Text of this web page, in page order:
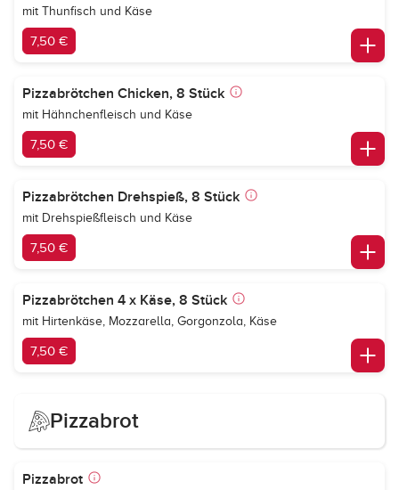
mit Thunfisch und Käse
7,50 €
Pizzabrötchen Chicken, 8 Stück
mit Hähnchenfleisch und Käse
7,50 €
Pizzabrötchen Drehspieß, 8 Stück
mit Drehspießfleisch und Käse
7,50 €
Pizzabrötchen 4 x Käse, 8 Stück
mit Hirtenkäse, Mozzarella, Gorgonzola, Käse
7,50 €
Pizzabrot
Pizzabrot